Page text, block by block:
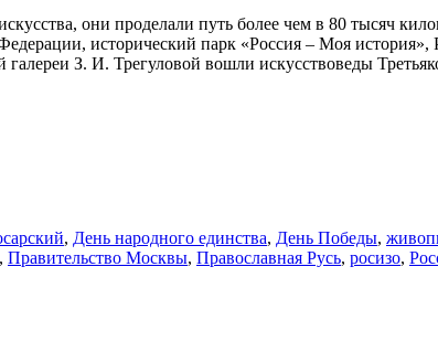
они проделали путь более чем в 80 тысяч
исторический парк «Россия – Моя история»,
галереи З. И. Трегуловой вошли искусствоведы
, День народного единства, День Победы,
, Правительство Москвы, Православная Русь, росизо,